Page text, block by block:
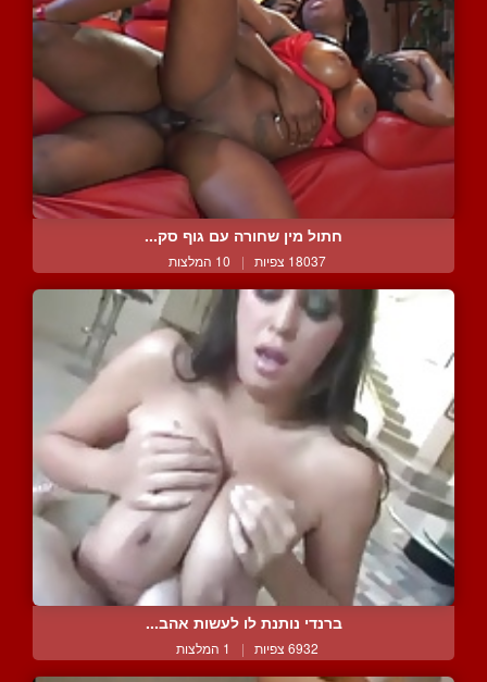
חתול מין שחורה עם גוף סק...
18037 צפיות | 10 המלצות
ברנדי נותנת לו לעשות אהב...
6932 צפיות | 1 המלצות